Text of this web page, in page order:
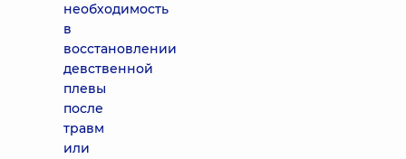
необходимость
в
восстановлении
девственной
плевы
после
травм
или